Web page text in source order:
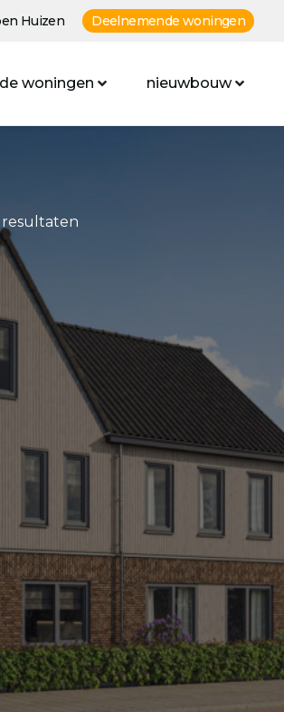
Huizen Deelnemende woningen
woningen nieuwbouw
resultaten